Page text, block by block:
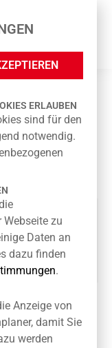
DER TAUT
ERLAUBEN
sind für den
notwendig.
zu
Daten an
dazu finden
.
Anzeige von
damit Sie
werden